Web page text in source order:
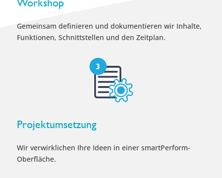
Gemeinsam definieren und dokumentieren wir Inhalte,
Funktionen, Schnittstellen und den Zeitplan.
Projektumsetzung
Wir verwirklichen Ihre Ideen in einer smartPerform-
Oberfläche.